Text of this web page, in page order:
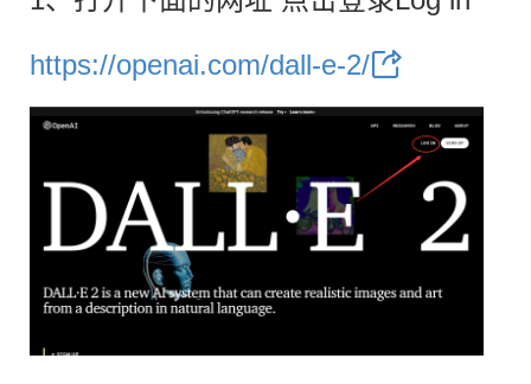
https://openai.com/dall-e-2/